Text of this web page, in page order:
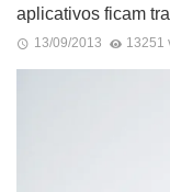
aplicativos ficam
13/09/2013 13251